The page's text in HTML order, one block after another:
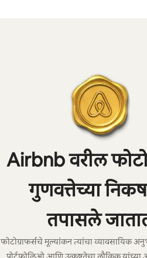
Airbnb वरील
गुणवत्तेच्या
तपासले
फोटोग्राफर्सचे मूल्यांकन त्यांचा व्यावसायिक